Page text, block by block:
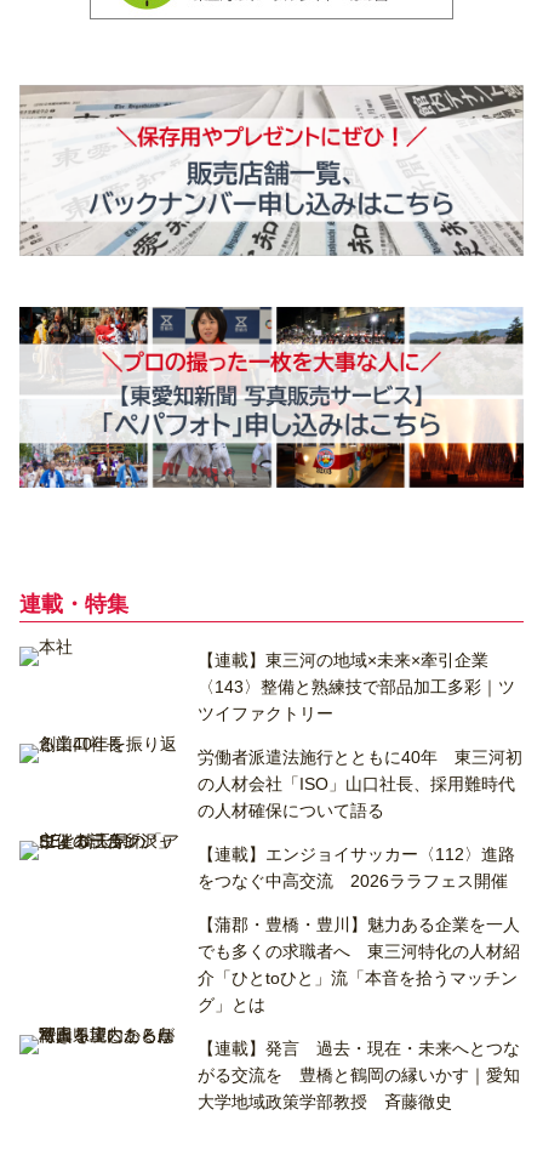
連載・特集
【連載】東三河の地域×未来×牽引企業
〈143〉整備と熟練技で部品加工多彩｜ツ
ツイファクトリー
労働者派遣法施行とともに40年 東三河初
の人材会社「ISO」山口社長、採用難時代
の人材確保について語る
【連載】エンジョイサッカー〈112〉進路
をつなぐ中高交流 2026ララフェス開催
【蒲郡・豊橋・豊川】魅力ある企業を一人
でも多くの求職者へ 東三河特化の人材紹
介「ひとtoひと」流「本音を拾うマッチン
グ」とは
【連載】発言 過去・現在・未来へとつな
がる交流を 豊橋と鶴岡の縁いかす｜愛知
大学地域政策学部教授 斉藤徹史